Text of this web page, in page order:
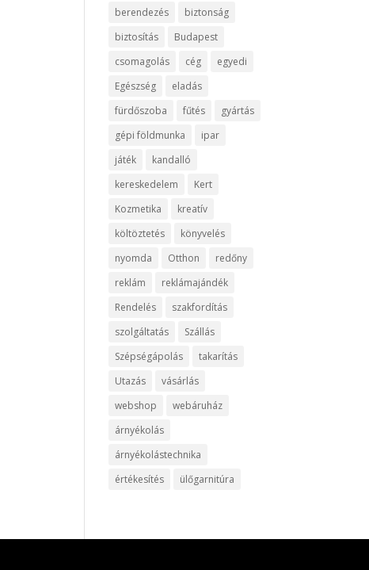
berendezés
biztonság
biztosítás
Budapest
csomagolás
cég
egyedi
Egészség
eladás
fürdőszoba
fűtés
gyártás
gépi földmunka
ipar
játék
kandalló
kereskedelem
Kert
Kozmetika
kreatív
költöztetés
könyvelés
nyomda
Otthon
redőny
reklám
reklámajándék
Rendelés
szakfordítás
szolgáltatás
Szállás
Szépségápolás
takarítás
Utazás
vásárlás
webshop
webáruház
árnyékolás
árnyékolástechnika
értékesítés
ülőgarnitúra